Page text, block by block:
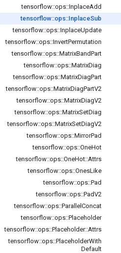
tensorflow::ops::InplaceAdd
tensorflow::ops::InplaceSub
tensorflow::ops::InplaceUpdate
tensorflow::ops::InvertPermutation
tensorflow::ops::MatrixBandPart
tensorflow::ops::MatrixDiag
tensorflow::ops::MatrixDiagPart
tensorflow::ops::MatrixDiagPartV2
tensorflow::ops::MatrixDiagV2
tensorflow::ops::MatrixSetDiag
tensorflow::ops::MatrixSetDiagV2
tensorflow::ops::MirrorPad
tensorflow::ops::OneHot
tensorflow::ops::OneHot::Attrs
tensorflow::ops::OnesLike
tensorflow::ops::Pad
tensorflow::ops::PadV2
tensorflow::ops::Parallel Concat
tensorflow::ops::Placeholder
tensorflow::ops::Placeholder::Attrs
tensorflow::ops::PlaceholderWith
Default